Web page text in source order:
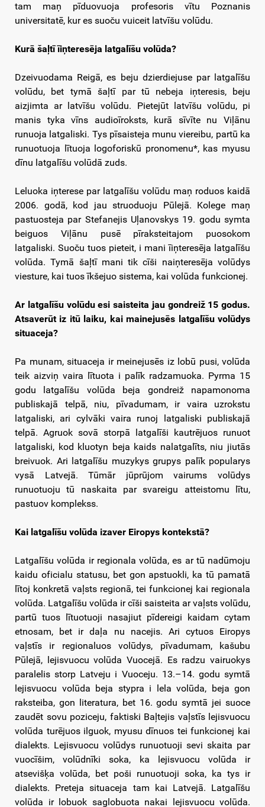
tam maņ pīduovuoja profesoris vītu Poznanis
universitatē, kur es suoču vuiceit latvīšu volūdu.
Kurā šaļtī īiņteresēja latgalīšu volūda?
Dzeivuodama Reigā, es beju dzierdiejuse par latgalīšu
volūdu, bet tymā šaļtī par tū nebeja iņteresis, beju
aizjimta ar latvīšu volūdu. Pietejūt latvīšu volūdu, pi
manis tyka vīns audioīroksts, kurā sīvīte nu Viļānu
runuoja latgaliski. Tys pīsaisteja munu viereibu, partū ka
runuotuoja lītuoja logoforiskū pronomenu*, kas myusu
dīnu latgalīšu volūdā zuds.
Leluoka iņterese par latgalīšu volūdu maņ roduos kaidā
2006. godā, kod jau struoduoju Pūlejā. Kolege maņ
pastuosteja par Stefanejis Uļanovskys 19. godu symta
beiguos Viļānu pusē pīraksteitajom puosokom
latgaliski. Suoču tuos pieteit, i mani īiņteresēja latgalīšu
volūda. Tymā šaļtī mani tik cīši naiņteresēja volūdys
viesture, kai tuos īkšejuo sistema, kai volūda funkcionej.
Ar latgalīšu volūdu esi saisteita jau gondreiž 15 godus.
Atsaverūt iz itū laiku, kai mainejusēs latgalīšu volūdys
situaceja?
Pa munam, situaceja ir meinejusēs iz lobū pusi, volūda
teik aizviņ vaira lītuota i palīk radzamuoka. Pyrma 15
godu latgalīšu volūda beja gondreiž napamonoma
publiskajā telpā, niu, pīvadumam, ir vaira uzrokstu
latgaliski, ari cylvāki vaira runoj latgaliski publiskajā
telpā. Agruok sovā storpā latgalīši kautrējuos runuot
latgaliski, kod kluotyn beja kaids nalatgalīts, niu jiutās
breivuok. Ari latgalīšu muzykys grupys palīk popularys
vysā Latvejā. Tūmār jūprūjom vairums volūdys
runuotuoju tū naskaita par svareigu atteistomu lītu,
pastuov komplekss.
Kai latgalīšu volūda izaver Eiropys kontekstā?
Latgalīšu volūda ir regionala volūda, es ar tū nadūmoju
kaidu oficialu statusu, bet gon apstuokli, ka tū pamatā
lītoj konkretā vaļsts regionā, tei funkcionej kai regionala
volūda. Latgalīšu volūda ir cīši saisteita ar vaļsts volūdu,
partū tuos lītuotuoji nasajiut pīdereigi kaidam cytam
etnosam, bet ir daļa nu nacejis. Ari cytuos Eiropys
vaļstīs ir regionaluos volūdys, pīvadumam, kašubu
Pūlejā, lejisvuocu volūda Vuocejā. Es radzu vairuokys
paralelis storp Latveju i Vuoceju. 13.–14. godu symtā
lejisvuocu volūda beja stypra i lela volūda, beja gon
raksteiba, gon literatura, bet 16. godu symtā jei suoce
zaudēt sovu poziceju, faktiski Baļtejis vaļstīs lejisvuocu
volūda turējuos ilguok, myusu dīnuos tei funkcionej kai
dialekts. Lejisvuocu volūdys runuotuoji sevi skaita par
vuocīšim, volūdnīki soka, ka lejisvuocu volūda ir
atsevišķa volūda, bet poši runuotuoji soka, ka tys ir
dialekts. Preteja situaceja tam kai Latvejā. Latgalīšu
volūda ir lobuok saglobuota nakai lejisvuocu volūda.